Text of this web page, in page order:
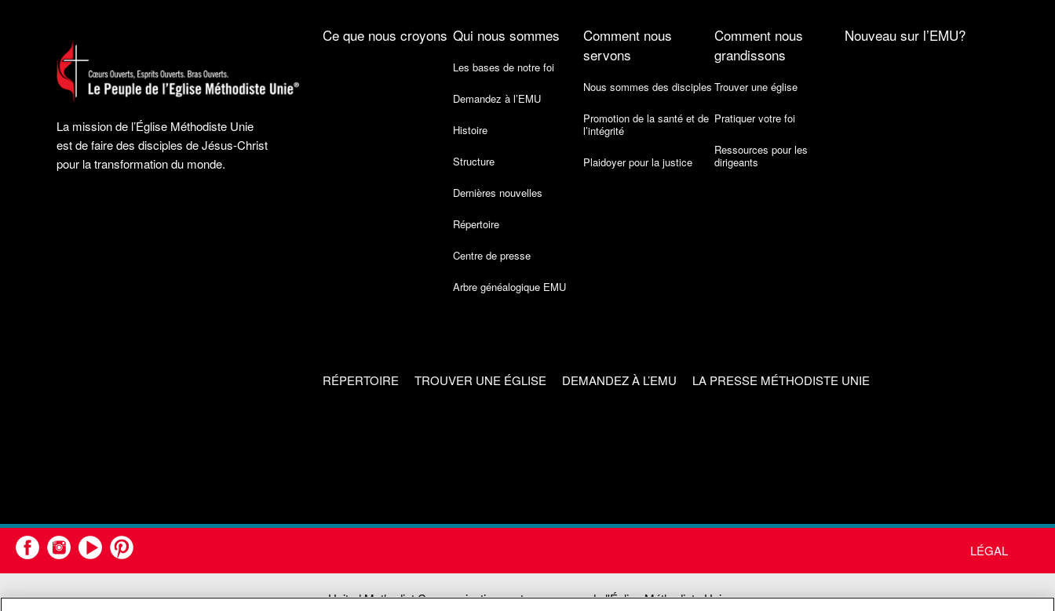
La mission de l’Église Méthodiste Unie
est de faire des disciples de Jésus-Christ
pour la transformation du monde.
Ce que nous croyons Qui nous sommes
Les bases de notre foi
Demandez à l’EMU
Histoire
Structure
Dernières nouvelles
Répertoire
Centre de presse
Arbre généalogique EMU
Comment nous
servons
Nous sommes des disciples
Promotion de la santé et de
l’intégrité
Plaidoyer pour la justice
Comment nous
grandissons
Trouver une église
Pratiquer votre foi
Ressources pour les
dirigeants
Nouveau sur l’EMU?
RÉPERTOIRE TROUVER UNE ÉGLISE DEMANDEZ À L’EMU LA PRESSE MÉTHODISTE UNIE
LÉGAL
United Methodist Communications est une agence de l'Église Méthodiste Unie